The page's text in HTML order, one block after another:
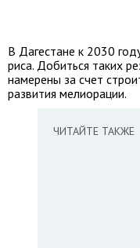
В Дагестане к 2030
риса. Добиться таких
намерены за счет
развития мелиорации.
ЧИТАЙТЕ ТАКЖЕ